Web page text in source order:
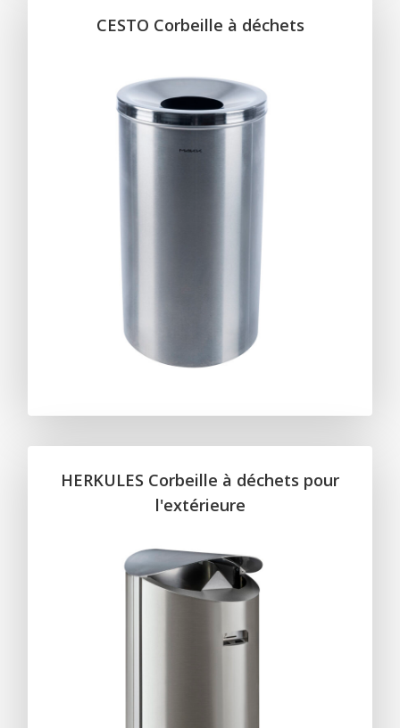
CESTO Corbeille à déchets
HERKULES Corbeille à déchets pour
l'extérieure